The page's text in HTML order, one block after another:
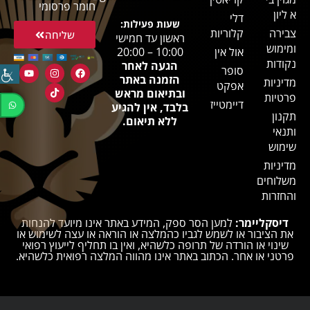
א ליון
צבירה
ומימוש
נקודות
מדיניות
פרטיות
תקנון
ותנאי
שימוש
מדיניות
משלוחים
והחזרות
דלי
קלוריות
אול אין
סופר
אפקט
דיימטייז
שעות פעילות:
ראשון עד חמישי
10:00 – 20:00
הגעה לאחר
הזמנה באתר
ובתיאום מראש
בלבד, אין להגיע
ללא תיאום.
חומר פרסומי
שליחה
דיסקליימר: למען הסר ספק, המידע באתר אינו מיועד להנחות
את הציבור או לשמש לגביו כהמלצה או הוראה או עצה לשימוש או
שינוי או הורדה של תרופה כלשהיא, ואין בו תחליף לייעוץ רפואי
פרטני או אחר. הכתוב באתר אינו מהווה המלצה רפואית כלשהיא.